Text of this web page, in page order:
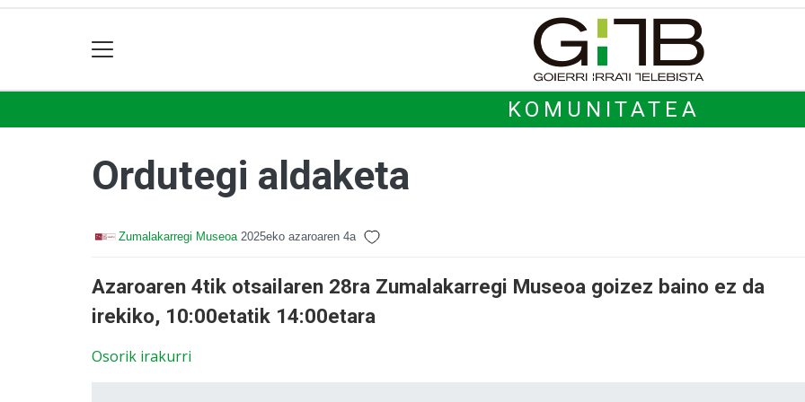
KOMUNITATEA
Ordutegi aldaketa
Zumalakarregi Museoa 2025eko azaroaren 4a
Azaroaren 4tik otsailaren 28ra Zumalakarregi Museoa goizez baino ez da
irekiko, 10:00etatik 14:00etara
Osorik irakurri